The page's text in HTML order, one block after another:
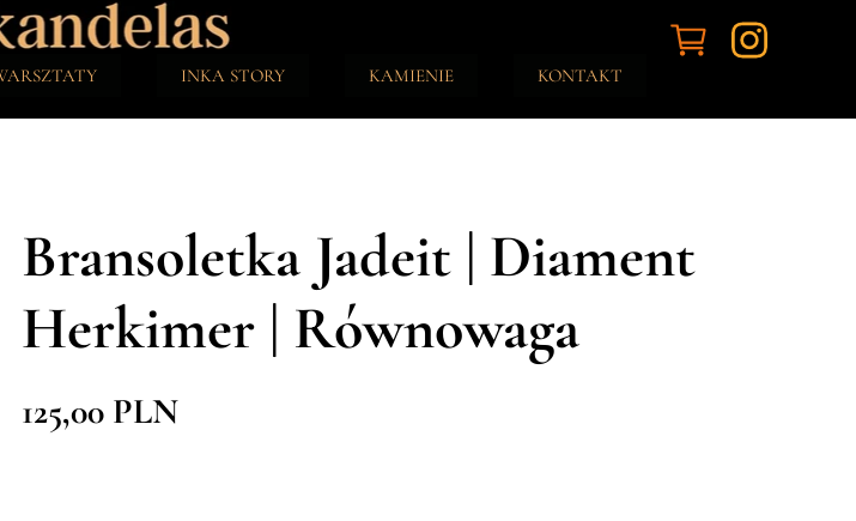
INKA STORY KAMIENIE KONTAKT
Bransoletka Jadeit | Diament
Herkimer | Równowaga
125,00 PLN